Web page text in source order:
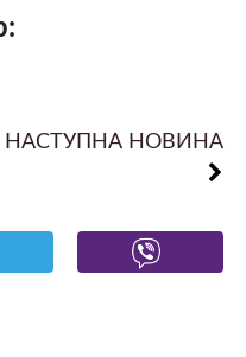
НАСТУПНА НОВИНА
Поділитися